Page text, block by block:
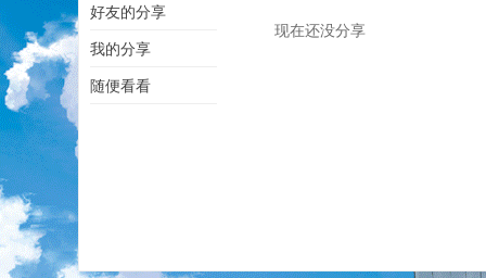
心›
好友的分享
我的分享
随便看看
现在还没分享